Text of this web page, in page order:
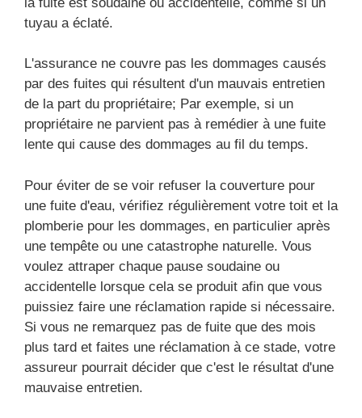
tuyau a éclaté.
L'assurance ne couvre pas les dommages causés
par des fuites qui résultent d'un mauvais entretien
de la part du propriétaire; Par exemple, si un
propriétaire ne parvient pas à remédier à une fuite
lente qui cause des dommages au fil du temps.
Pour éviter de se voir refuser la couverture pour
une fuite d'eau, vérifiez régulièrement votre toit et la
plomberie pour les dommages, en particulier après
une tempête ou une catastrophe naturelle. Vous
voulez attraper chaque pause soudaine ou
accidentelle lorsque cela se produit afin que vous
puissiez faire une réclamation rapide si nécessaire.
Si vous ne remarquez pas de fuite que des mois
plus tard et faites une réclamation à ce stade, votre
assureur pourrait décider que c'est le résultat d'une
mauvaise entretien.